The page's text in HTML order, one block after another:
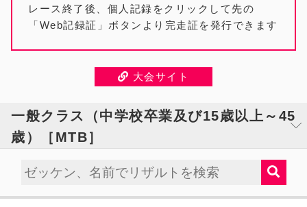
レース終了後、個人記録をクリックして先の
「Web記録証」ボタンより完走証を発行できます
大会サイト
一般クラス（中学校卒業及び15歳以上～45
歳）［MTB］